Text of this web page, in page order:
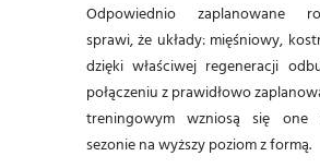
Odpowiednio zaplanowane
sprawi, że układy: mięśniowy,
dzięki właściwej regeneracji
połączeniu z prawidłowo
treningowym wzniosą się one
sezonie na wyższy poziom z formą.